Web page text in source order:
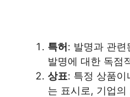
특허 : 발명과 관
발명에 대한 독점
상표: 특정 상품이
는 표시로, 기업의